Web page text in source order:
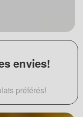
envies!
préférés!